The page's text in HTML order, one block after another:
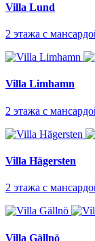
Villa Lund
2 этажа с
Villa Limhamn
2 этажа с
Villa Hägersten
2 этажа с
Villa Gällnö